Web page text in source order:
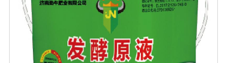
够在不同的培养环境中保持pH值,例如：暴露在空气中，或
在密闭容器中。昆虫细胞培养基的缓冲物为磷酸钠，并不
需要二氧化碳来保持pH值。昆虫细胞培养基不需添加酸碱
指示剂。因此添加了蛋白质水解产物的昆虫细胞培养基呈
黄色。渗透压昆虫细胞的渗透压与脊椎动物的渗透压相差
甚大，几乎为脊椎动物的两倍。因而昆虫细胞培养基的渗